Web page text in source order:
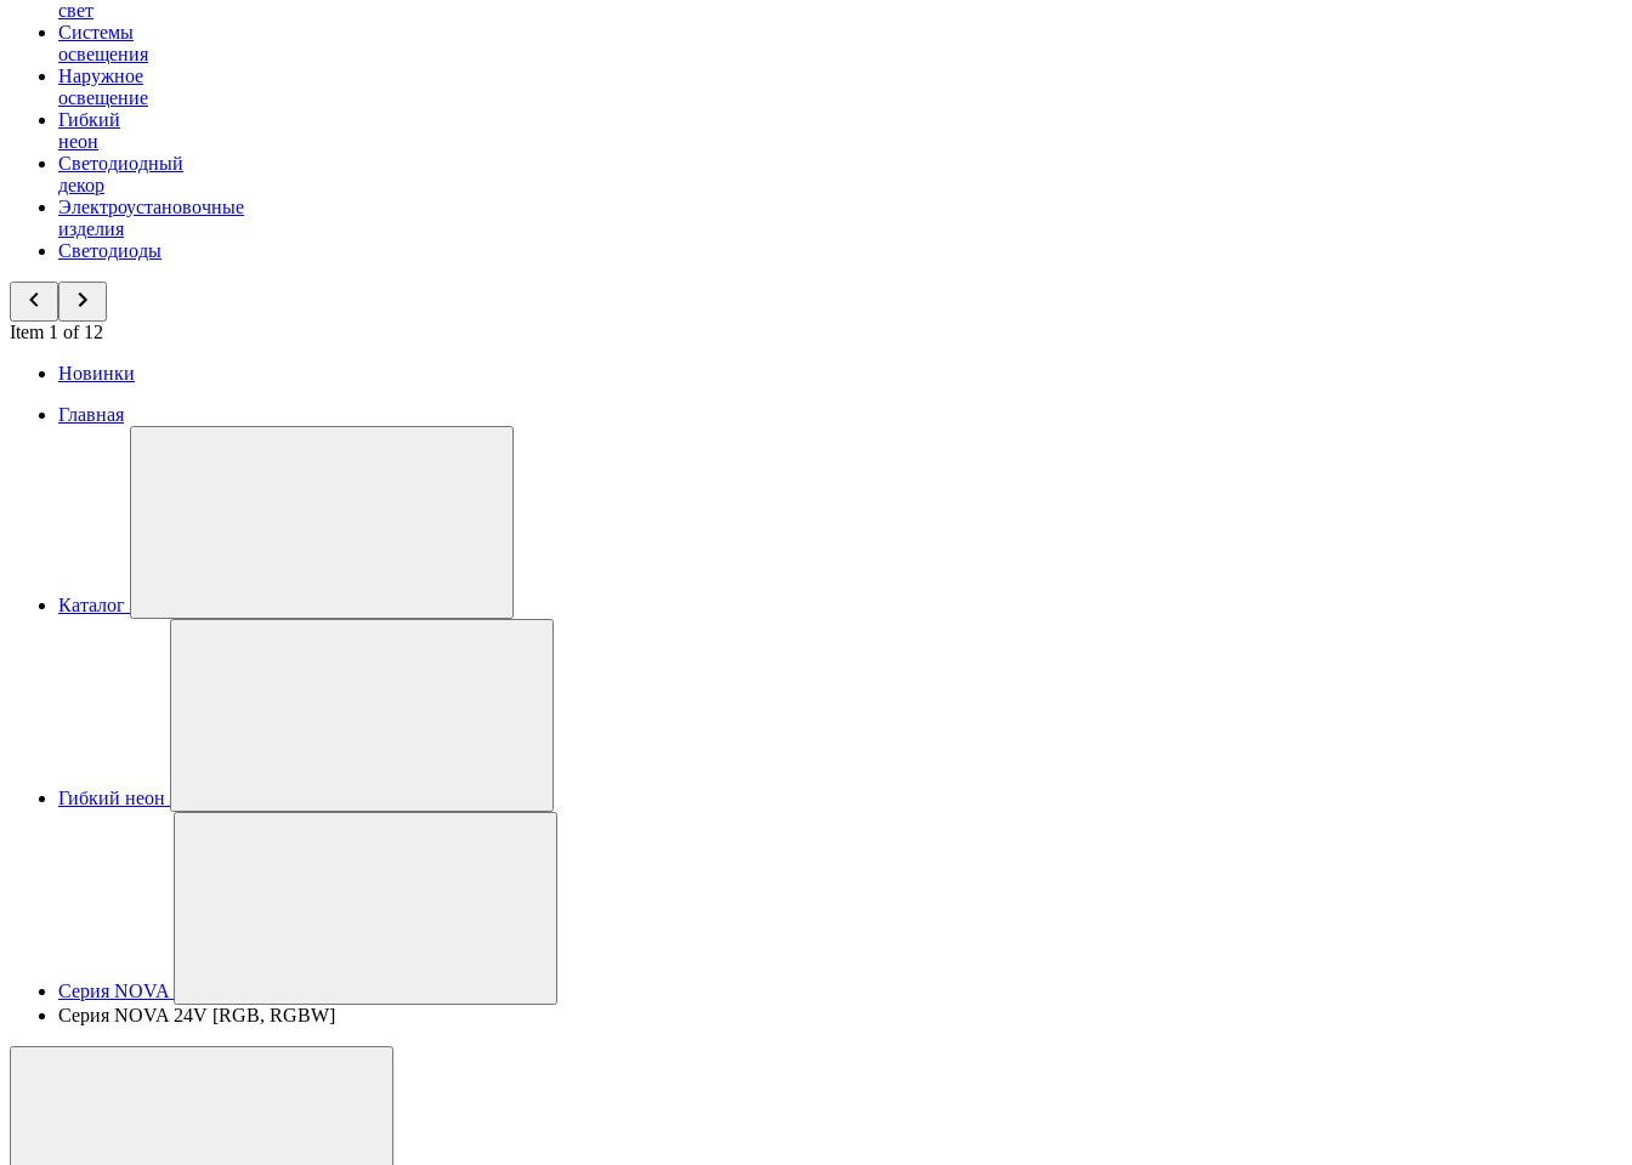
свет
Системы
освещения
Наружное
освещение
Гибкий
неон
Светодиодный
декор
Электроустановочные
изделия
Светодиоды
Item 1 of 12
Новинки
Главная
Каталог
Гибкий неон
Серия NOVA
Серия NOVA 24V [RGB, RGBW]